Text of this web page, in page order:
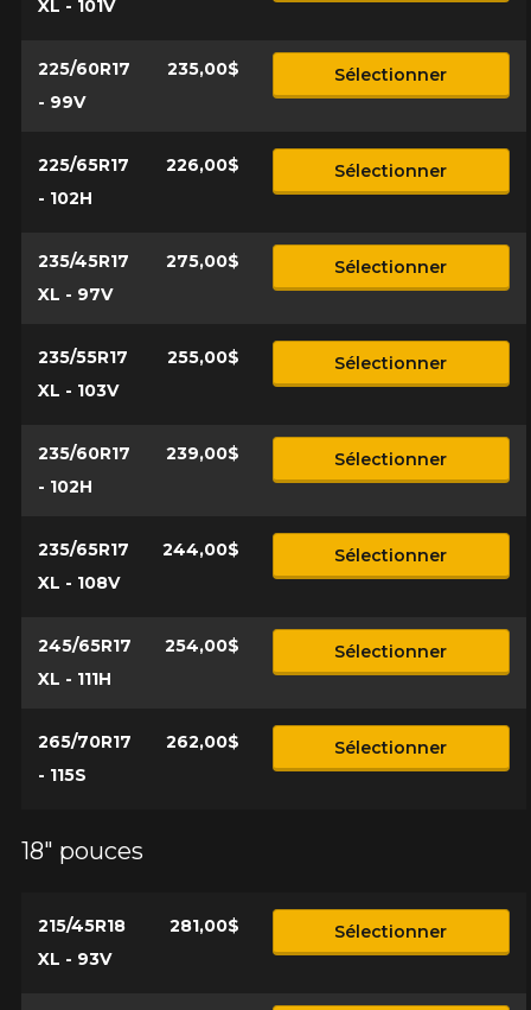
XL - 101V
225/60R17
- 99V
235,00$ Sélectionner
225/65R17
- 102H
226,00$ Sélectionner
235/45R17
XL - 97V
275,00$ Sélectionner
235/55R17
XL - 103V
255,00$ Sélectionner
235/60R17
- 102H
239,00$ Sélectionner
235/65R17
XL - 108V
244,00$ Sélectionner
245/65R17
XL - 111H
254,00$ Sélectionner
265/70R17
- 115S
262,00$ Sélectionner
18" pouces
215/45R18
XL - 93V
281,00$ Sélectionner